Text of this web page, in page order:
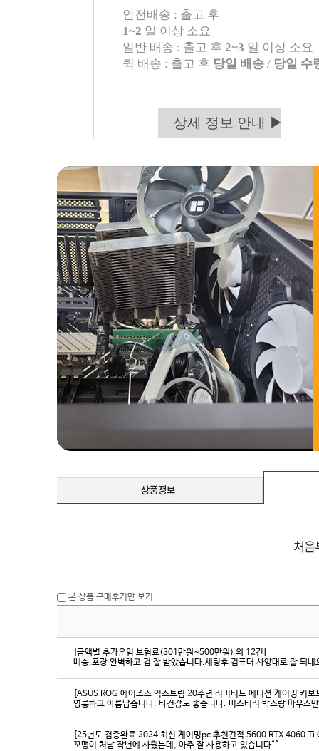
안전배송 : 출고 후
1~2 일 이상 소요
일반 배송 : 출고 후 2~3 일 이상 소요
퀵 배송 : 출고 후 당일 배송 / 당일 수
상세 정보 안내 ▶
본 상품 구매후기만 보기
[금액별 추가운임 보험료(301만원~500만원) 외 12건]
배송,포장 완벽하고 컴 잘 받았습니다.세팅후 컴퓨터 사양대로 잘 되
[ASUS ROG 에이조스 익스트림 20주년 리미티드 에디션 게이밍 키
영롱하고 아름답습니다. 타건감도 좋습니다. 미스터리 박스랑 마우스
[25년도 검증완료 2024 최신 게이밍pc 추천견적 5600 RTX 4060
꼬맹이 처남 작년에 사줬는데, 아주 잘 사용하고 있습니다^^